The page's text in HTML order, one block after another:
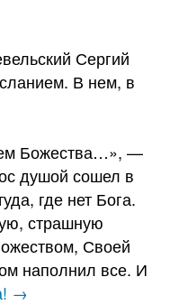
Сергий
В нем, в
Божества…», —
душой сошел в
где нет Бога.
страшную
Своей
наполнил все. И
→